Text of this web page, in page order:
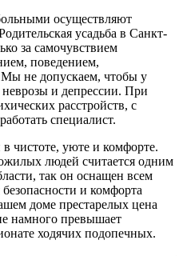
осуществляют
усадьба в Санкт-
за самочувствием
поведением,
Мы не допускаем, чтобы у
и депрессии. При
расстройств, с
специалист.
уюте и комфорте.
людей считается одним
так он оснащен всем
и комфорта
доме престарелых цена
намного превышает
ходячих подопечных.